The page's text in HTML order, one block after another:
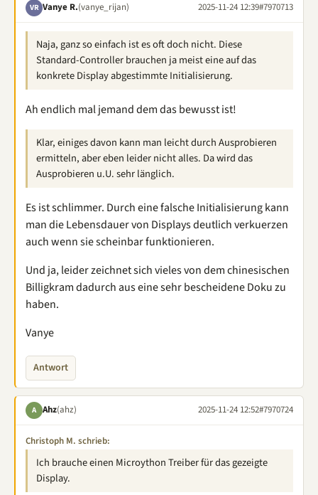
VR Vanye R.(vanye_rijan) 2025-11-24 12:39#7970713
Naja, ganz so einfach ist es oft doch nicht. Diese
Standard-Controller brauchen ja meist eine auf das
konkrete Display abgestimmte Initialisierung.
Ah endlich mal jemand dem das bewusst ist!
Klar, einiges davon kann man leicht durch Ausprobieren
ermitteln, aber eben leider nicht alles. Da wird das
Ausprobieren u.U. sehr länglich.
Es ist schlimmer. Durch eine falsche Initialisierung kann
man die Lebensdauer von Displays deutlich verkuerzen
auch wenn sie scheinbar funktionieren.
Und ja, leider zeichnet sich vieles von dem chinesischen
Billigkram dadurch aus eine sehr bescheidene Doku zu
haben.
Vanye
Antwort
A Ahz(ahz) 2025-11-24 12:52#7970724
Christoph M. schrieb:
Ich brauche einen Microython Treiber für das gezeigte
Display.